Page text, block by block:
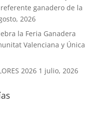
ganadero de la
2026
la Feria Ganadera
Valenciana y Única
2026 1 julio, 2026